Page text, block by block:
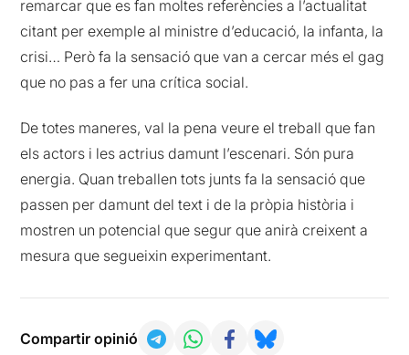
remarcar que es fan moltes referències a l’actualitat
citant per exemple al ministre d’educació, la infanta, la
crisi… Però fa la sensació que van a cercar més el gag
que no pas a fer una crítica social.
De totes maneres, val la pena veure el treball que fan
els actors i les actrius damunt l’escenari. Són pura
energia. Quan treballen tots junts fa la sensació que
passen per damunt del text i de la pròpia història i
mostren un potencial que segur que anirà creixent a
mesura que segueixin experimentant.
Compartir opinió